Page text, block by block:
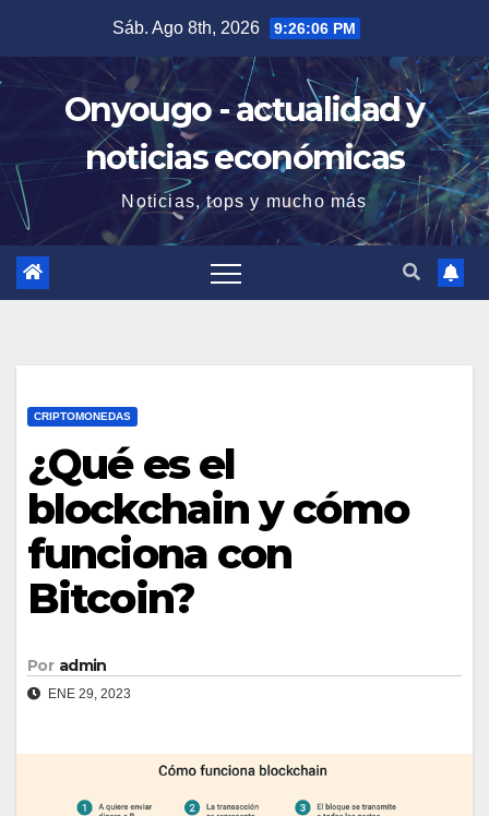
contenido
Sáb. Ago 8th, 2026 9:26:07 PM
Onyougo - actualidad y
noticias económicas
Noticias, tops y mucho más
CRIPTOMONEDAS
¿Qué es el
blockchain y cómo
funciona con
Bitcoin?
Por admin
ENE 29, 2023